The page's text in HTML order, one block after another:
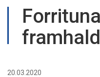
20.03.2020